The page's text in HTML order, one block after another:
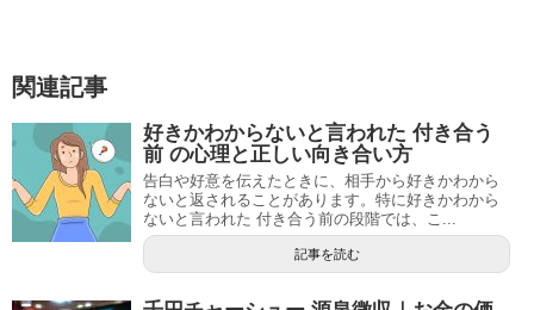
関連記事
好きかわからないと言われた 付き合う
前 の心理と正しい向き合い方
告白や好意を伝えたときに、相手から好きかわから
ないと返されることがあります。特に好きかわから
ないと言われた 付き合う前の段階では、こ...
記事を読む